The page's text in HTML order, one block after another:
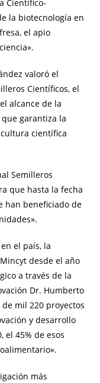
Científico-
la biotecnología en
el apio
valoró el
Científicos, el
alcance de la
garantiza la
científica
Semilleros
que hasta la fecha
han beneficiado de
el país, la
desde el año
a través de la
Dr. Humberto
mil 220 proyectos
y desarrollo
el 45% de esos
más